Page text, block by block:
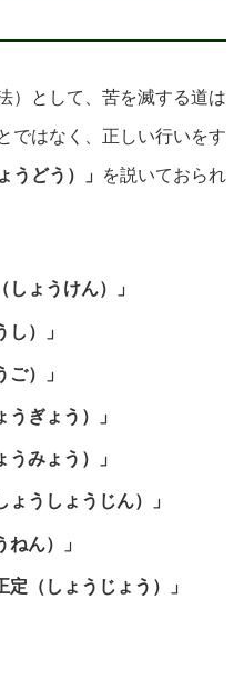
）として、苦を滅する道は
ではなく、正しい行いをす
うどう）」 を説いておられ
ょうけん）」
）」
）」
ぎょう）」
みょう）」
うしょうじん）」
ん）」
（しょうじょう）」